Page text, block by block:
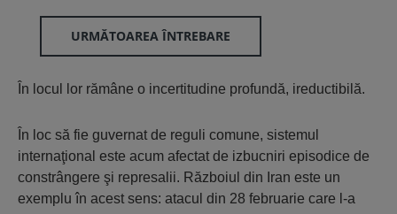
URMĂTOAREA ÎNTREBARE
În locul lor rămâne o incertitudine profundă, ireductibilă.
În loc să fie guvernat de reguli comune, sistemul
internaţional este acum afectat de izbucniri episodice de
constrângere şi represalii. Războiul din Iran este un
exemplu în acest sens: atacul din 28 februarie care l-a